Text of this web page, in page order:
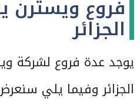
فروع ويسترن
الجزائر
يوجد عدة فروع لشركة
الجزائر وفيما يلي